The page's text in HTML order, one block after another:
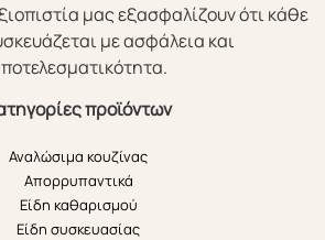
μας εξασφαλίζουν ότι κάθε
με ασφάλεια και
προϊόντων
Αναλώσιμα κουζίνας
Απορρυπαντικά
Είδη καθαρισμού
Είδη συσκευασίας